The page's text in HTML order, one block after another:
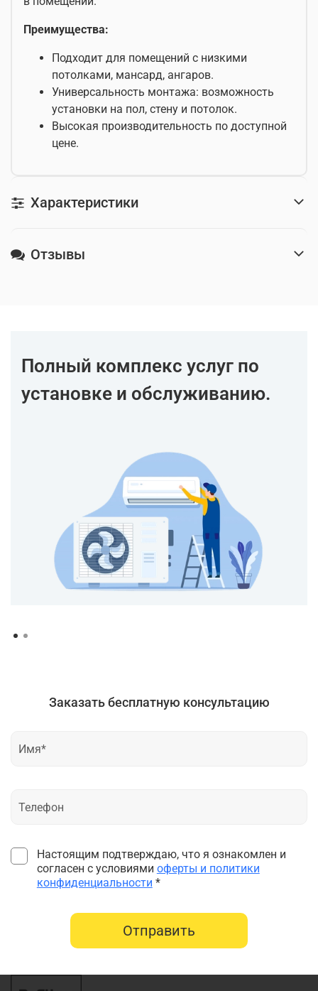
Преимущества:
Подходит для помещений с низкими
потолками, мансард, ангаров.
Универсальность монтажа: возможность
установки на пол, стену и потолок.
Высокая производительность по доступной
цене.
Характеристики
Отзывы
Полный комплекс услуг по
установке и обслуживанию.
Заказать бесплатную консультацию
Настоящим подтверждаю, что я ознакомлен и
согласен с условиями оферты и политики
конфиденциальности *
Отправить